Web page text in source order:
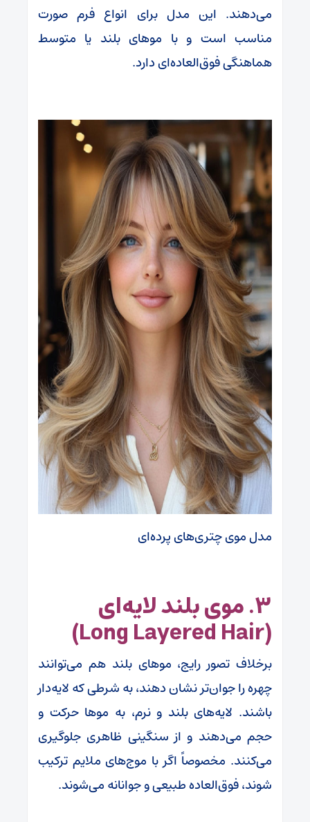
می‌دهند. این مدل برای انواع فرم صورت
مناسب است و با موهای بلند یا متوسط
هماهنگی فوق‌العاده‌ای دارد.
مدل موی چتری‌های پرده‌ای
۳. موی بلند لایه‌ای
(Long Layered Hair)
برخلاف تصور رایج، موهای بلند هم می‌توانند
چهره را جوان‌تر نشان دهند، به شرطی که لایه‌دار
باشند. لایه‌های بلند و نرم، به موها حرکت و
حجم می‌دهند و از سنگینی ظاهری جلوگیری
می‌کنند. مخصوصاً اگر با موج‌های ملایم ترکیب
شوند، فوق‌العاده طبیعی و جوانانه می‌شوند.